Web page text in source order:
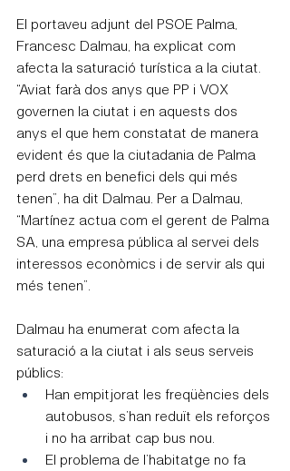
El portaveu adjunt del PSOE Palma,
Francesc Dalmau, ha explicat com
afecta la saturació turística a la ciutat.
“Aviat farà dos anys que PP i VOX
governen la ciutat i en aquests dos
anys el que hem constatat de manera
evident és que la ciutadania de Palma
perd drets en benefici dels qui més
tenen”, ha dit Dalmau. Per a Dalmau,
“Martínez actua com el gerent de Palma
SA, una empresa pública al servei dels
interessos econòmics i de servir als qui
més tenen”.
Dalmau ha enumerat com afecta la
saturació a la ciutat i als seus serveis
públics:
Han empitjorat les freqüències dels
autobusos, s’han reduït els reforços
i no ha arribat cap bus nou.
El problema de l’habitatge no fa